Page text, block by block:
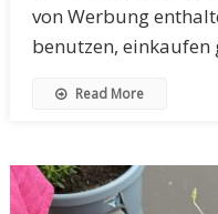
von Werbung
benutzen, einkaufen
Read More